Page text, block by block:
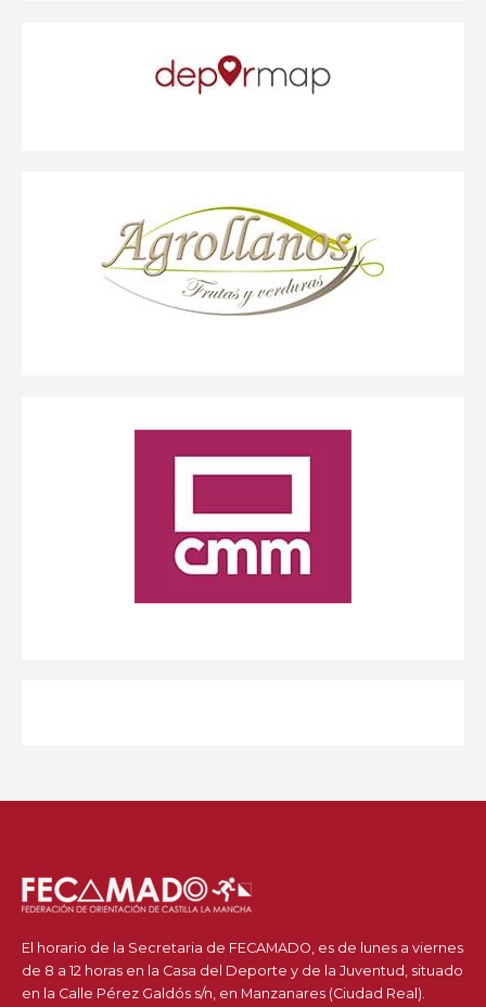
El horario de la Secretaria de FECAMADO, es de lunes a viernes
de 8 a 12 horas en la Casa del Deporte y de la Juventud, situado
en la Calle Pérez Galdós s/n, en Manzanares (Ciudad Real).